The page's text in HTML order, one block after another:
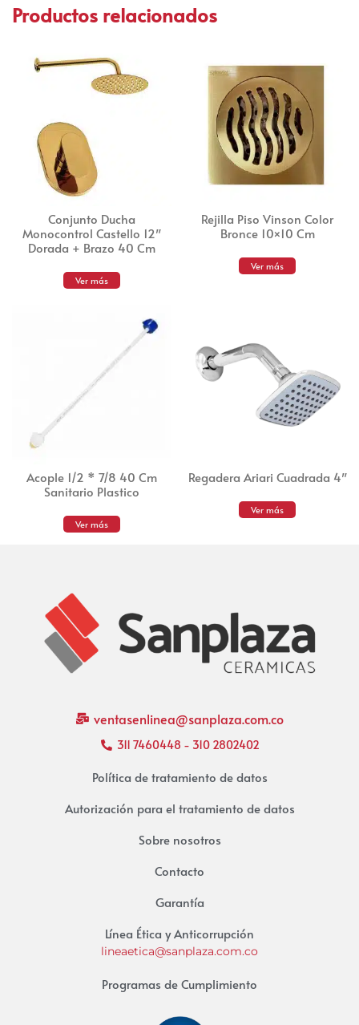
Productos relacionados
Conjunto Ducha
Monocontrol Castello 12″
Dorada + Brazo 40 Cm
Ver más
Rejilla Piso Vinson Color
Bronce 10×10 Cm
Ver más
Acople 1/2 * 7/8 40 Cm
Sanitario Plastico
Ver más
Regadera Ariari Cuadrada 4″
Ver más
ventasenlinea@sanplaza.com.co
311 7460448 - 310 2802402
Política de tratamiento de datos
Autorización para el tratamiento de datos
Sobre nosotros
Contacto
Garantía
Línea Ética y Anticorrupción
lineaetica@sanplaza.com.co
Programas de Cumplimiento